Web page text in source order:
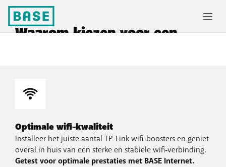
Waarom kiezen voor een
Optimale wifi-kwaliteit
Installeer het juiste aantal TP-Link wifi-boosters en geniet
overal in huis van een sterke en stabiele wifi‑verbinding.
Getest voor optimale prestaties met BASE Internet.